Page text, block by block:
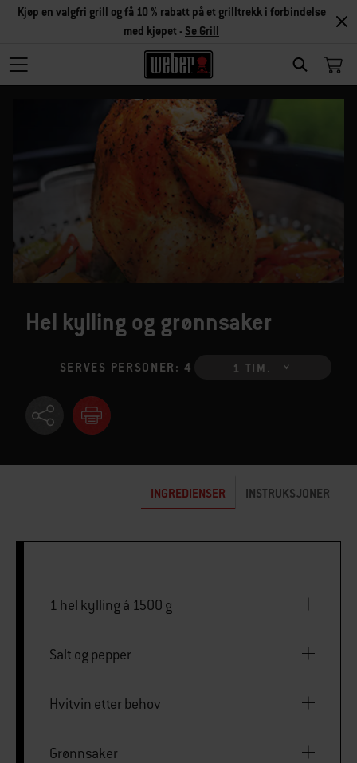
SEARCH
Kjøp en valgfri grill og få 10 % rabatt på et grilltrekk i forbindelse
med kjøpet - Se Grill
Hel kylling og grønnsaker
SERVES PERSONER: 4 1 TIM.
INGREDIENSER INSTRUKSJONER
1 hel kylling á 1500 g
Salt og pepper
Hvitvin etter behov
Grønnsaker